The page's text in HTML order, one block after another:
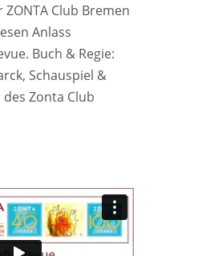
Club Bremen
Anlass
Buch & Regie:
Schauspiel &
Zonta Club